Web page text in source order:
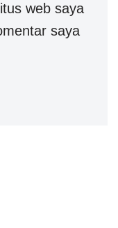
web saya
saya